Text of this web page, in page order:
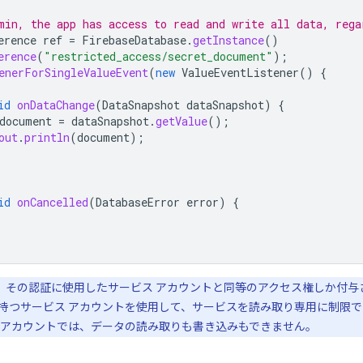
the app has access to read and write all data,
ref = FirebaseDatabase.getInstance()
( "restricted_access/secret_document" );
(new ValueEventListener() {
onDataChange(DataSnapshot dataSnapshot)
{
document = dataSnapshot.getValue();
.println(document);
onCancelled(DatabaseError error) {
その認証に使用したサービス アカウントと同等のアクセス権しか付
つサービス アカウントを使用して、サービスを読み取り専用に制限
カウントでは、データの読み取りも書き込みもできません。